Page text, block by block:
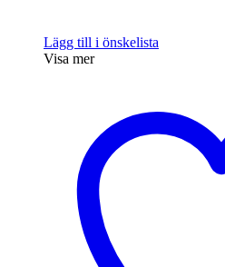
Lägg till i önskelista
Visa mer